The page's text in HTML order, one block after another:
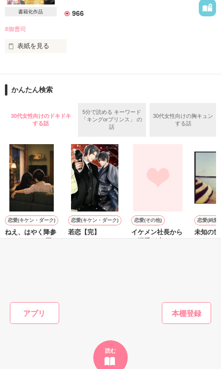
アプリ
読む
苦手な相手のはずなのに。
どうしてこんなに気になるの！？
ご指摘いただいた方　ありがとうございました。
「俺以下の男を選べなくなるよう
まずは、判断基準として、
「でもさすがに、恋人じゃない女に
そんなことできないから」
恋人契約の名のもとに
エリートイケメン副操縦士と
*･゜ﾟ･*:.｡..｡.:*･*:ﾟ･*:.｡. .｡.:*･゜ﾟ･**
2018.12.16　公開開始
2019.1.1　完結
作品を読む
書籍化作品 966
#御曹司
表紙を見る
風間コーポレーションに務めるOL、22歳
風間   恭一（カザマ キョウイチ）
金持ちは苦手だし、彼のことも
大企業の御曹司ということで冷めた目で
私とは違う世界に住む人。
なのに、どうして彼のテリトリーに
私はいるの!?
2018.11.29 ー 2019.12.23
⭐️素敵なレビューどうもありがとう
ございざました〜❤️❤️❤️
かんたん検索
30代女性向けのドキドキ
する話
5分で読める キーワード
「キングorプリンス」 の
話
30代女性向けの胸キュン
する話
恋愛(キケン・ダーク)
ねえ、はやく降参
恋愛(キケン・ダーク)
若恋【完】
恋愛(その他)
イケメン社長から
恋愛(純愛)
未知の
かんたん検索の条件を変える